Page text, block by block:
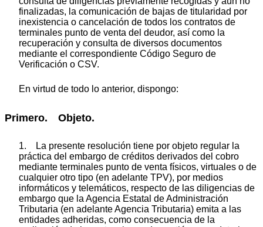
finalizadas, la comunicación de bajas de titularidad por
inexistencia o cancelación de todos los contratos de
terminales punto de venta del deudor, así como la
recuperación y consulta de diversos documentos
mediante el correspondiente Código Seguro de
Verificación o CSV.
En virtud de todo lo anterior, dispongo:
Primero. Objeto.
1. La presente resolución tiene por objeto regular la
práctica del embargo de créditos derivados del cobro
mediante terminales punto de venta físicos, virtuales o de
cualquier otro tipo (en adelante TPV), por medios
informáticos y telemáticos, respecto de las diligencias de
embargo que la Agencia Estatal de Administración
Tributaria (en adelante Agencia Tributaria) emita a las
entidades adheridas, como consecuencia de la